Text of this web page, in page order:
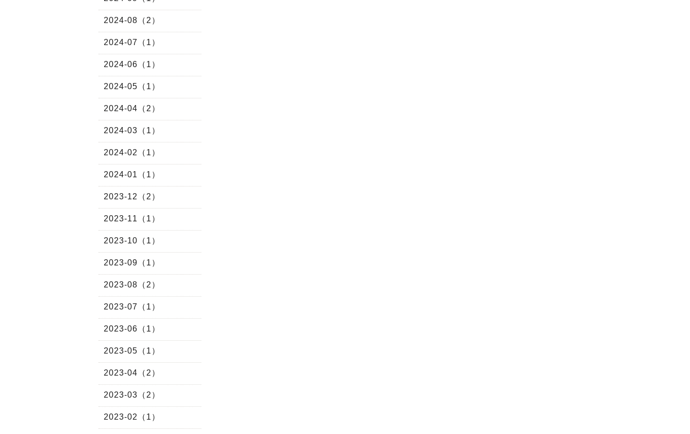
2024-08（2）
2024-07（1）
2024-06（1）
2024-05（1）
2024-04（2）
2024-03（1）
2024-02（1）
2024-01（1）
2023-12（2）
2023-11（1）
2023-10（1）
2023-09（1）
2023-08（2）
2023-07（1）
2023-06（1）
2023-05（1）
2023-04（2）
2023-03（2）
2023-02（1）